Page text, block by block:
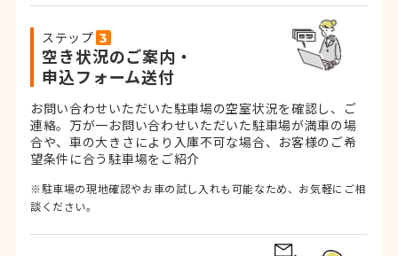
ステップ
空き状況のご案内・
申込フォーム送付
お問い合わせいただいた駐車場の空室状況を確認し、ご
連絡。 万が一お問い合わせいただいた駐車場が満車の場
合や、車の大きさにより入庫不可な場合、お客様のご希
望条件に合う駐車場をご紹介
※駐車場の現地確認やお車の試し入れも可能なため、お気軽にご相
談ください。